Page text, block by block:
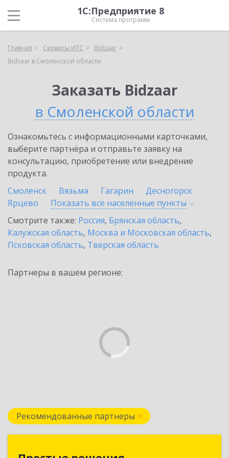
1С:Предприятие 8
Система программ
Главная Сервисы ИТС
Bidzaar
Bidzaar в Смоленской области
Заказать Bidzaar
в Смоленской области
Ознакомьтесь с информационными карточками,
выберите партнёра и отправьте заявку на
консультацию, приобретение или внедрение
продукта.
Смоленск
Вязьма Гагарин
Десногорск
Ярцево
Показать все населенные пункты
Смотрите также: Россия, Брянская область,
Калужская область, Москва и Московская область,
Псковская область, Тверская область
Партнеры в вашем регионе:
Рекомендованные партнеры